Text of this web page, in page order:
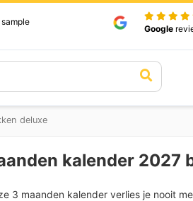
sample
Google
deluxe
kalender 2027
3 maanden kalender verlies je nooit